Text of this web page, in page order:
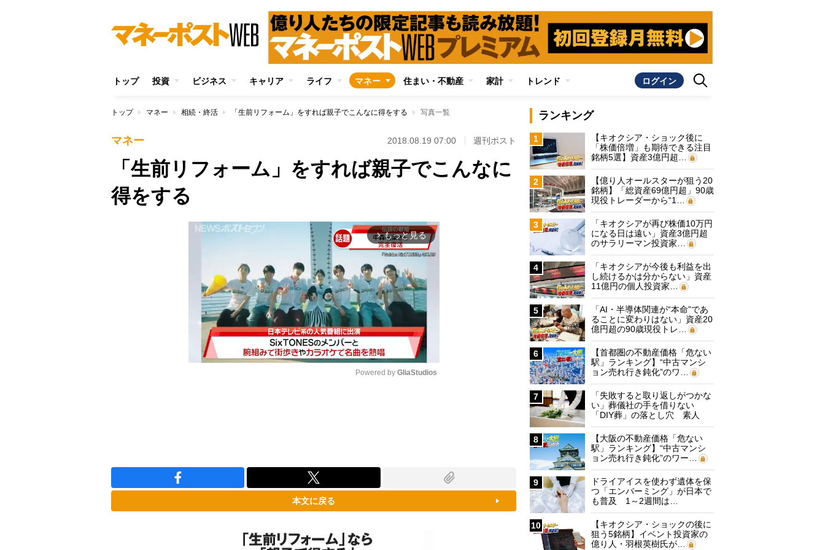
トップ 投資 ビジネス キャリア ライフ マネー 住まい・不動産 家計 トレンド ログイン
トップ マネー 相続・終活 「生前リフォーム」をすれば親子でこんなに得をする 写真一覧
マネー 2018.08.19 07:00 週刊ポスト
「生前リフォーム」をすれば親子でこんなに
得をする
arrow_forward_ios もっと見る
Powered by GliaStudios
本文に戻る
ランキング
1
【キオクシア・ショック後に
「株価倍増」も期待できる注目
銘柄5選】資産3億円超…
2
【億り人オールスターが狙う20
銘柄】「総資産69億円超」90歳
現役トレーダーから“1…
3
「キオクシアが再び株価10万円
になる日は遠い」資産3億円超
のサラリーマン投資家…
4
「キオクシアが今後も利益を出
し続けるかは分からない」資産
11億円の個人投資家…
5
「AI・半導体関連が“本命”であ
ることに変わりはない」資産20
億円超の90歳現役トレ…
6
【首都圏の不動産価格「危ない
駅」ランキング】“中古マンシ
ョン売れ行き鈍化”のワ…
7
「失敗すると取り返しがつかな
い」葬儀社の手を借りない
「DIY葬」の落とし穴 素人
に…
8
【大阪の不動産価格「危ない
駅」ランキング】“中古マンシ
ョン売れ行き鈍化”のワー…
9
ドライアイスを使わず遺体を保
つ「エンバーミング」が日本で
も普及 1～2週間は…
10
【キオクシア・ショックの後に
狙う5銘柄】イベント投資家の
億り人・羽根英樹氏が…